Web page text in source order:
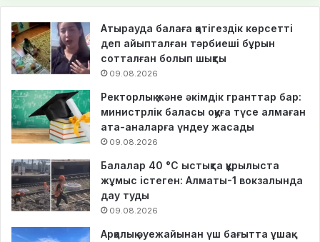
Атырауда балаға қатігездік көрсетті
деп айыпталған тәрбиеші бұрын
сотталған болып шықты
09.08.2026
Ректорлық және әкімдік гранттар бар:
министрлік баласы оқуға түсе алмаған
ата-аналарға үндеу жасады
09.08.2026
Балалар 40 °C ыстықта құрылыста
жұмыс істеген: Алматы-1 вокзалында
дау туды
09.08.2026
Арқалық әуежайынан үш бағытта ұшақ